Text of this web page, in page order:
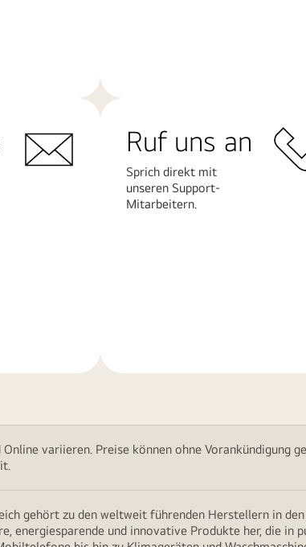
Ruf uns an
Sprich direkt mit
unseren Support-
Mitarbeitern.
variieren. Preise können ohne Vorankündigung
gehört zu den weltweit führenden Herstellern in
energiesparende und innovative Produkte her, die in